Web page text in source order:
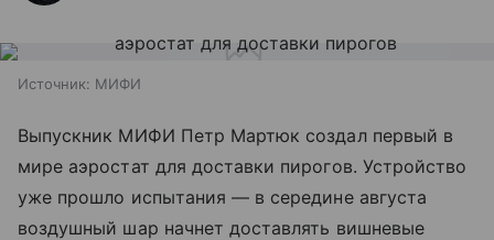
Источник: МИФИ
Выпускник МИФИ Петр Мартюк создал первый в
мире аэростат для доставки пирогов. Устройство
уже прошло испытания — в середине августа
воздушный шар начнет доставлять вишневые